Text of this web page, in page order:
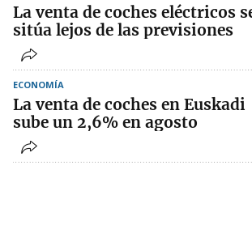
La venta de coches eléctricos
sitúa lejos de las previsiones
ECONOMÍA
La venta de coches en Euskadi
sube un 2,6% en agosto